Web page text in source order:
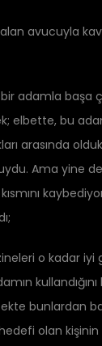
avucuyla
adamla başa
elbette, bu
arasında
Ama yine
o kadar iyi
bunlardan
olan